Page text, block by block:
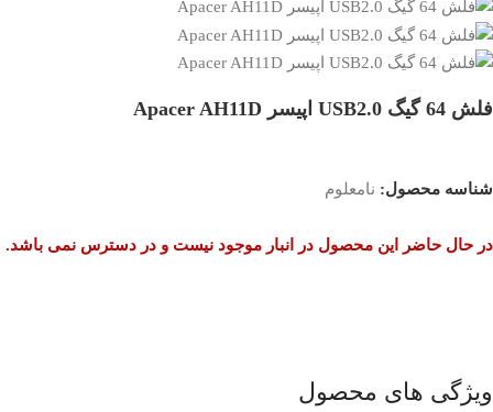
فلش 64 گیگ USB2.0 اپیسر Apacer AH11D
شناسه محصول: نامعلوم
در حال حاضر این محصول در انبار موجود نیست و در دسترس نمی باشد.
ویژگی های محصول